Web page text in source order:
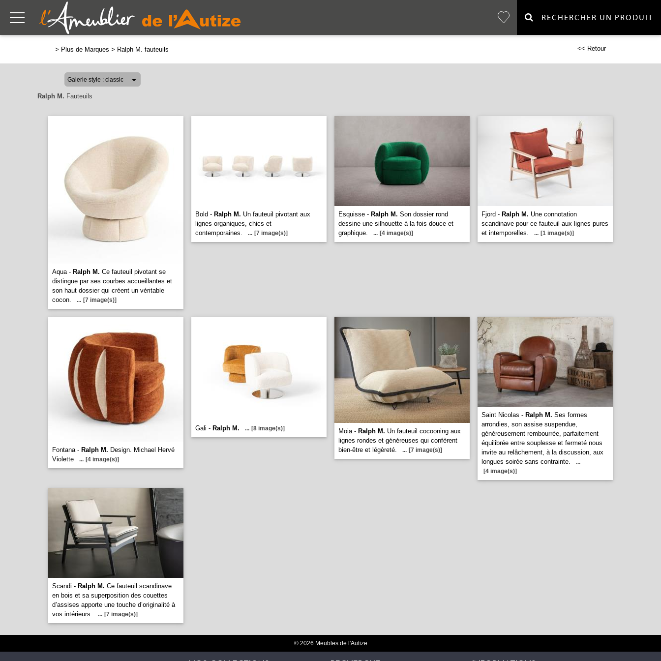
RECHERCHER UN PRODUIT
> Plus de Marques > Ralph M. fauteuils << Retour
Ralph M. Fauteuils
Aqua - Ralph M. Ce fauteuil pivotant se
distingue par ses courbes accueillantes et
son haut dossier qui créent un véritable
cocon.
... [7 image(s)]
Bold - Ralph M. Un fauteuil pivotant aux
lignes organiques, chics et
contemporaines.
... [7 image(s)]
Esquisse - Ralph M. Son dossier rond
dessine une silhouette à la fois douce et
graphique.
... [4 image(s)]
Fjord - Ralph M. Une connotation
scandinave pour ce fauteuil aux lignes pures
et intemporelles.
... [1 image(s)]
Fontana - Ralph M. Design. Michael Hervé
Violette
... [4 image(s)]
Gali - Ralph M. ... [8 image(s)] Moia - Ralph M. Un fauteuil cocooning aux
lignes rondes et généreuses qui confèrent
bien-être et légèreté.
... [7 image(s)]
Saint Nicolas - Ralph M. Ses formes
arrondies, son assise suspendue,
généreusement rembourrée, parfaitement
équilibrée entre souplesse et fermeté nous
invite au relâchement, à la discussion, aux
longues soirée sans contrainte.
...
[4 image(s)]
Scandi - Ralph M. Ce fauteuil scandinave
en bois et sa superposition des couettes
d’assises apporte une touche d’originalité à
vos intérieurs.
... [7 image(s)]
© 2026 Meubles de l'Autize